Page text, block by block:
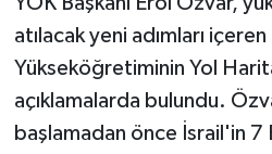
atılacak yeni adımları
Yükseköğretiminin Yol
açıklamalarda bulundu.
başlamadan önce İsrail'in